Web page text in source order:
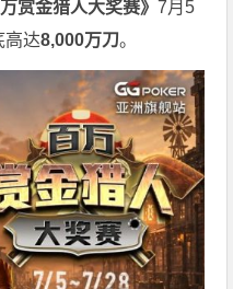
万赏金猎人大奖赛》 7月5
高达8,000万刀。